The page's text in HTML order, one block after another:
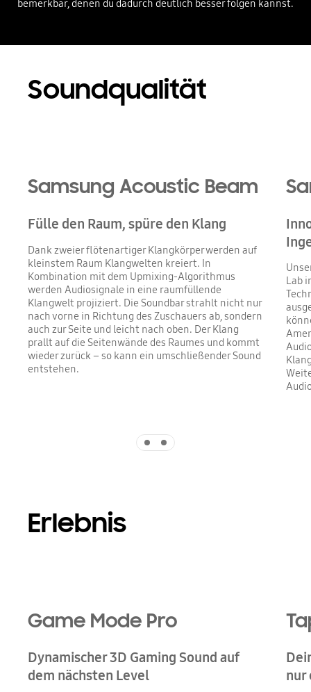
bemerkbar, denen du dadurch deutlich besser folgen kannst.
Soundqualität
Samsung Acoustic Beam
Fülle den Raum, spüre den Klang
Dank zweier flötenartiger Klangkörper werden auf
kleinstem Raum Klangwelten kreiert. In
Kombination mit dem Upmixing-Algorithmus
werden Audiosignale in eine raumfüllende
Klangwelt projiziert. Die Soundbar strahlt nicht nur
nach vorne in Richtung des Zuschauers ab, sondern
auch zur Seite und leicht nach oben. Der Klang
prallt auf die Seitenwände des Raumes und kommt
wieder zurück – so kann ein umschließender Sound
entstehen.
Lab
Erlebnis
Game Mode Pro
Dynamischer 3D Gaming Sound auf
dem nächsten Level
nur